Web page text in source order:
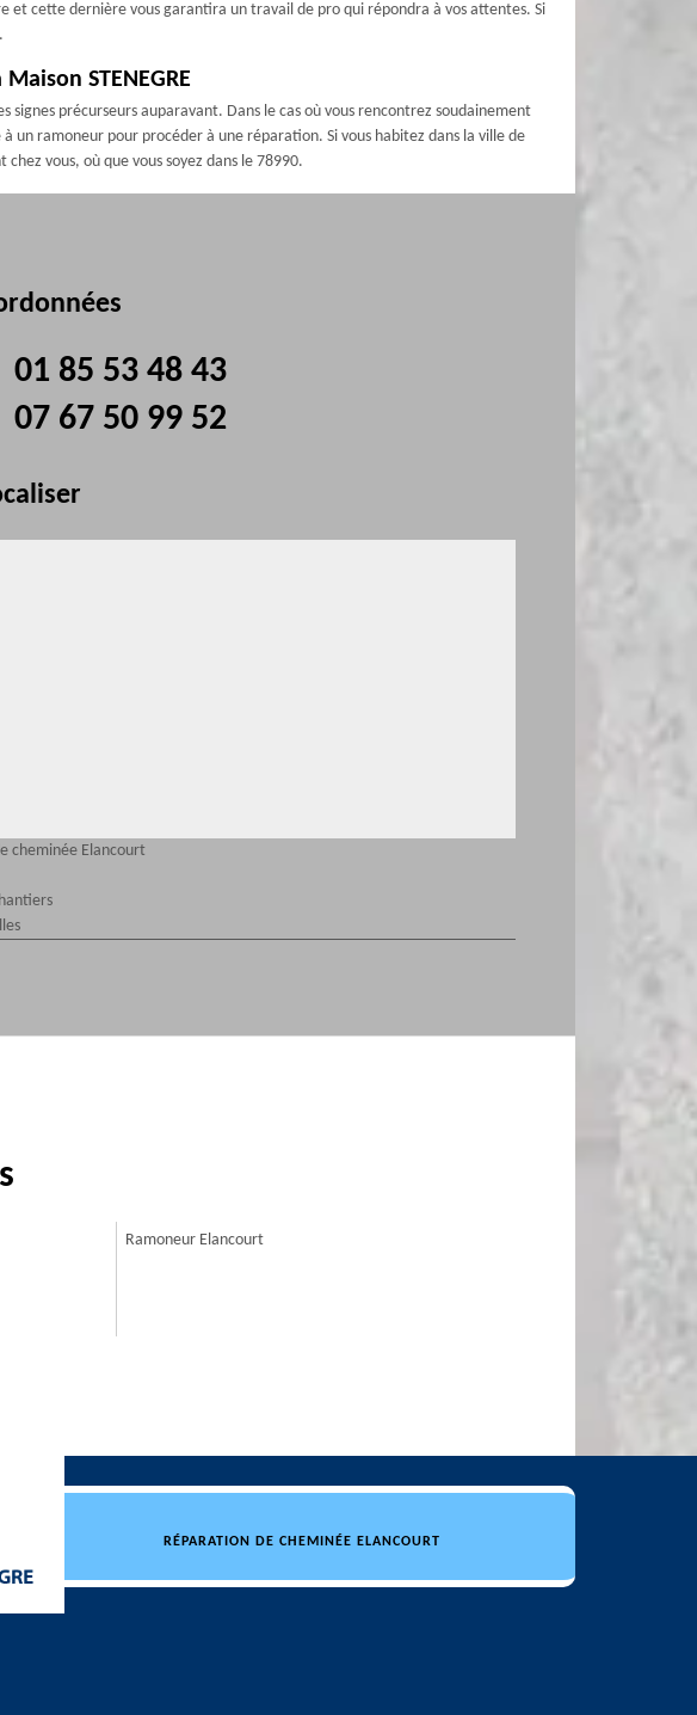
et cette dernière vous garantira un travail de pro qui répondra à vos attentes. Si
STENEGRE
précurseurs auparavant. Dans le cas où vous rencontrez soudainement
ramoneur pour procéder à une réparation. Si vous habitez dans la ville de
vous, où que vous soyez dans le 78990.
01 85 53 48 43
07 67 50 99 52
cheminée Elancourt
Ramoneur Elancourt
RÉPARATION DE CHEMINÉE ELANCOURT